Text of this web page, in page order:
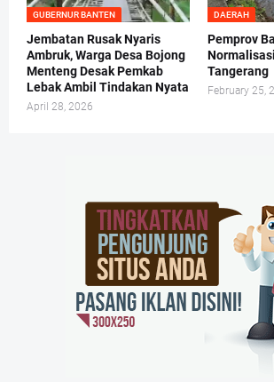
GUBERNUR BANTEN
Jembatan Rusak Nyaris
Ambruk, Warga Desa Bojong
Menteng Desak Pemkab
Lebak Ambil Tindakan Nyata
April 28, 2026
DAERAH
Pemprov
Tangerang
February 25,